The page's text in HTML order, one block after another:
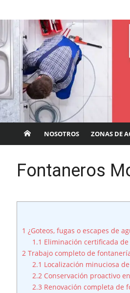
Fontaneros
NOSOTROS ZONAS DE
Fontaneros
1 ¿Goteos, fugas o escapes de
1.1 Eliminación certificada
2 Trabajo completo de
2.1 Localización minuciosa
2.2 Conservación proactivo
2.3 Renovación completa de